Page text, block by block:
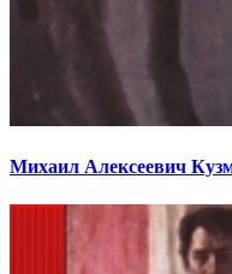
Михаил Алексеевич